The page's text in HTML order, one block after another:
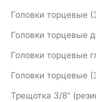
Головки торцевые
Головки торцевые
Головки торцевые
Головки торцевые
Трещотка 3/8"